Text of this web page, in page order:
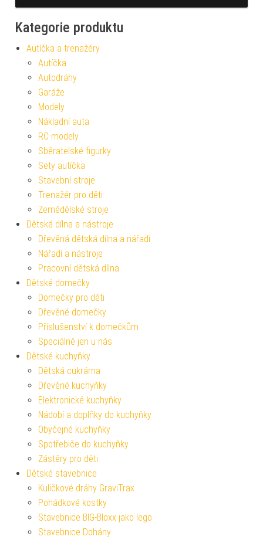
Kategorie produktu
Autíčka a trenažéry
Autíčka
Autodráhy
Garáže
Modely
Nákladní auta
RC modely
Sběratelské figurky
Sety autíčka
Stavební stroje
Trenažér pro děti
Zemědělské stroje
Dětská dílna a nástroje
Dřevěná dětská dílna a nářadí
Nářadí a nástroje
Pracovní dětská dílna
Dětské domečky
Domečky pro děti
Dřevěné domečky
Příslušenství k domečkům
Speciálně jen u nás
Dětské kuchyňky
Dětská cukrárna
Dřevěné kuchyňky
Elektronické kuchyňky
Nádobí a doplňky do kuchyňky
Obyčejné kuchyňky
Spotřebiče do kuchyňky
Zástěry pro děti
Dětské stavebnice
Kuličkové dráhy GraviTrax
Pohádkové kostky
Stavebnice BIG-Bloxx jako lego
Stavebnice Dohány